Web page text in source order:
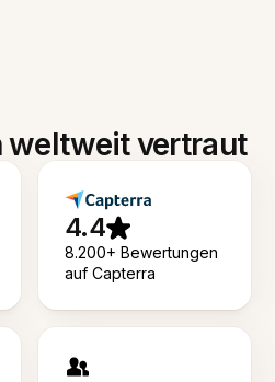
weltweit vertraut
4.4
8.200+ Bewertungen
auf Capterra